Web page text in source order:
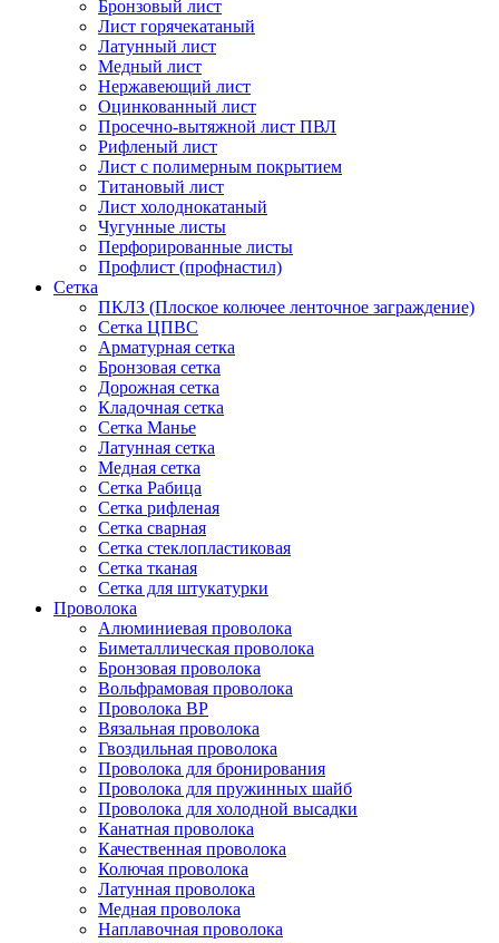
Бронзовый лист
Лист горячекатаный
Латунный лист
Медный лист
Нержавеющий лист
Оцинкованный лист
Просечно-вытяжной лист ПВЛ
Рифленый лист
Лист с полимерным покрытием
Титановый лист
Лист холоднокатаный
Чугунные листы
Перфорированные листы
Профлист (профнастил)
Сетка
ПКЛЗ (Плоское колючее ленточное заграждение)
Сетка ЦПВС
Арматурная сетка
Бронзовая сетка
Дорожная сетка
Кладочная сетка
Сетка Манье
Латунная сетка
Медная сетка
Сетка Рабица
Сетка рифленая
Сетка сварная
Сетка стеклопластиковая
Сетка тканая
Сетка для штукатурки
Проволока
Алюминиевая проволока
Биметаллическая проволока
Бронзовая проволока
Вольфрамовая проволока
Проволока ВР
Вязальная проволока
Гвоздильная проволока
Проволока для бронирования
Проволока для пружинных шайб
Проволока для холодной высадки
Канатная проволока
Качественная проволока
Колючая проволока
Латунная проволока
Медная проволока
Наплавочная проволока